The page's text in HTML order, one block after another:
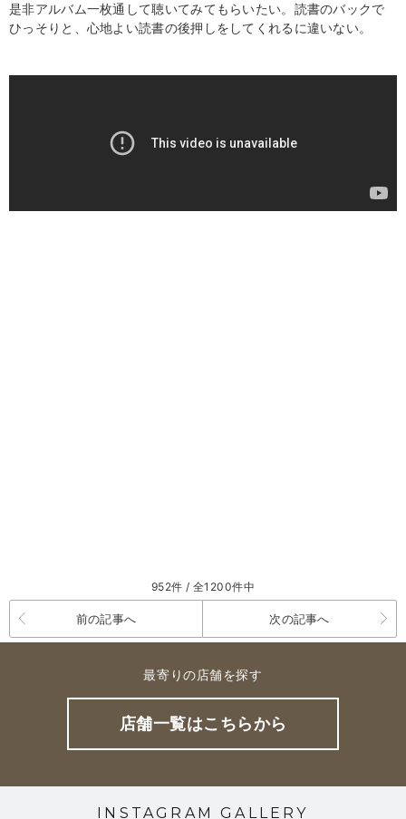
是非アルバム一枚通して聴いてみてもらいたい。読書のバックで
ひっそりと、心地よい読書の後押しをしてくれるに違いない。
952件 / 全1200件中
前の記事へ 次の記事へ
最寄りの店舗を探す
店舗一覧はこちらから
INSTAGRAM GALLERY